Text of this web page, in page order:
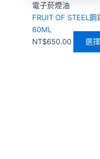
電子菸煙油
FRUIT OF STEEL
60ML
NT$650.00 選